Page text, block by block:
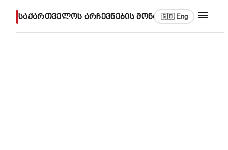
საქართველოს არჩევნების მონაცემთა არქივი
🇬🇧 Eng